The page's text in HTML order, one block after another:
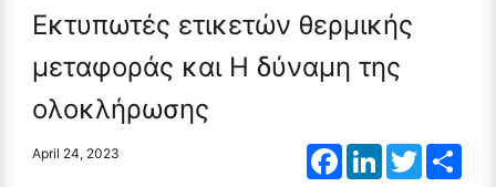
Εκτυπωτές ετικετών θερμικής
μεταφοράς και Η δύναμη της
ολοκλήρωσης
April 24, 2023 FacebookLinkedInTwitter